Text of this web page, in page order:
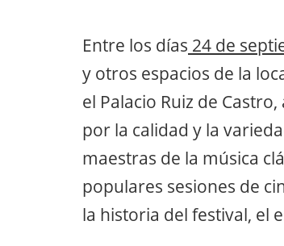
Entre los días 24 de
y otros espacios de la
el Palacio Ruiz de
por la calidad y la
maestras de la música
populares sesiones de
la historia del festival, el